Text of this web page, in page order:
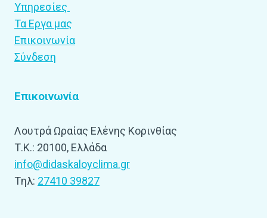
Υπηρεσίες
Τα Εργα μας
Επικοινωνία
Σύνδεση
Επικοινωνία
Λουτρά Ωραίας Ελένης Κορινθίας
Τ.Κ.: 20100, Ελλάδα
info@didaskaloyclima.gr
Tηλ: 27410 39827